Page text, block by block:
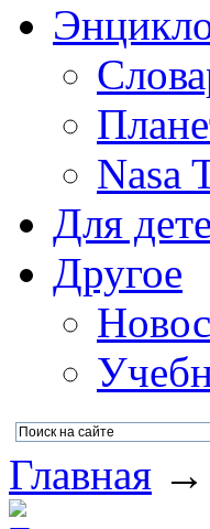
Nasa
Для
Другое
Главная →